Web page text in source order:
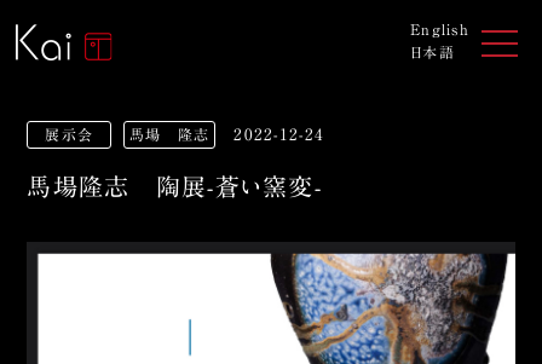
English
日本語
展示会 馬場 隆志 2022-12-24
馬場隆志 陶展-蒼い窯変-